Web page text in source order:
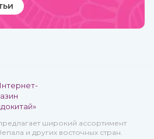
широкий ассортимент
и других восточных стран.